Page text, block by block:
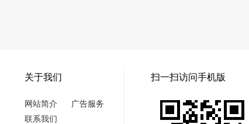
关于我们
网站简介
广告服务
联系我们
扫一扫访问手机版